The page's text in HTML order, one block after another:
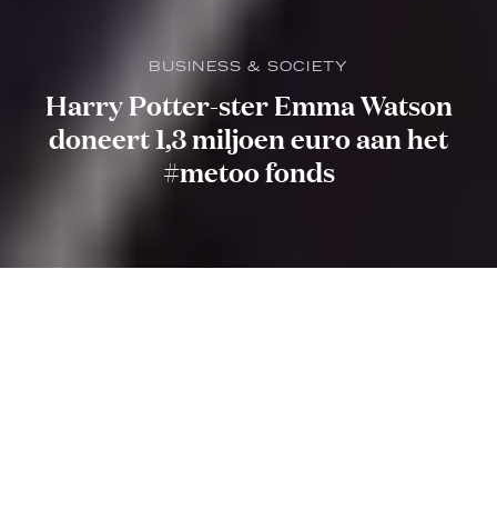
BUSINESS & SOCIETY
Harry Potter-ster Emma Watson
doneert 1,3 miljoen euro aan het
#metoo fonds